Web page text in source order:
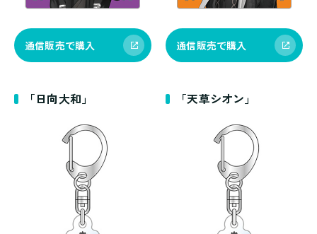
通信販売で購入 通信販売で購入
「日向大和」 「天草シオン」